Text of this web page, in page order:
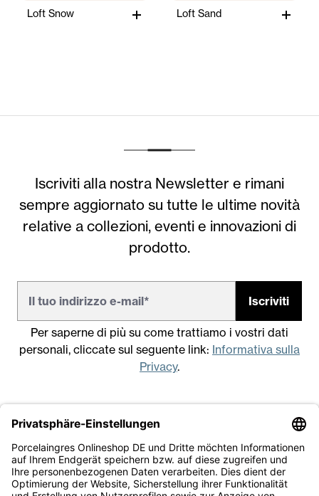
Loft Snow Loft Sand
Iscriviti alla nostra Newsletter e rimani
sempre aggiornato su tutte le ultime novità
relative a collezioni, eventi e innovazioni di
prodotto.
Iscriviti
Per saperne di più su come trattiamo i vostri dati
personali, cliccate sul seguente link: Informativa sulla
Privacy.
Note legali
Condizioni generali di vendita